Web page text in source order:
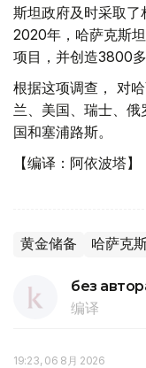
斯坦政府及时采取了
2020年，哈萨克斯
项目，并创造3800多
根据这项调查， 对
兰、美国、瑞士、
国和塞浦路斯。
【编译：阿依波塔】
黄金储备 哈萨克
без
编译
19:23, 06 8月 2026